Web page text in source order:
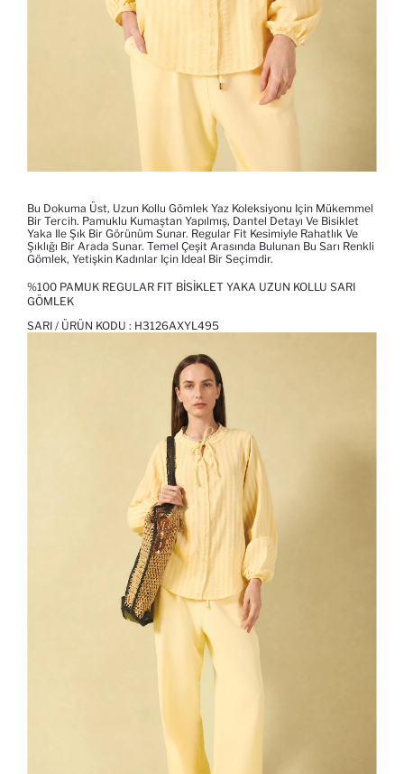
Bu Dokuma Üst, Uzun Kollu Gömlek Yaz Koleksiyonu Için Mükemmel
Bir Tercih. Pamuklu Kumaştan Yapılmış, Dantel Detayı Ve Bisiklet
Yaka Ile Şık Bir Görünüm Sunar. Regular Fit Kesimiyle Rahatlık Ve
Şıklığı Bir Arada Sunar. Temel Çeşit Arasında Bulunan Bu Sarı Renkli
Gömlek, Yetişkin Kadınlar Için Ideal Bir Seçimdir.
%100 PAMUK REGULAR FIT BISIKLET YAKA UZUN KOLLU SARI
GÖMLEK
SARI / ÜRÜN KODU : H3126AXYL495